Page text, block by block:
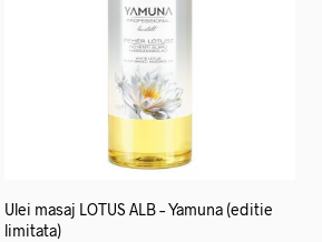
Ulei masaj LOTUS ALB – Yamuna (editie
limitata)